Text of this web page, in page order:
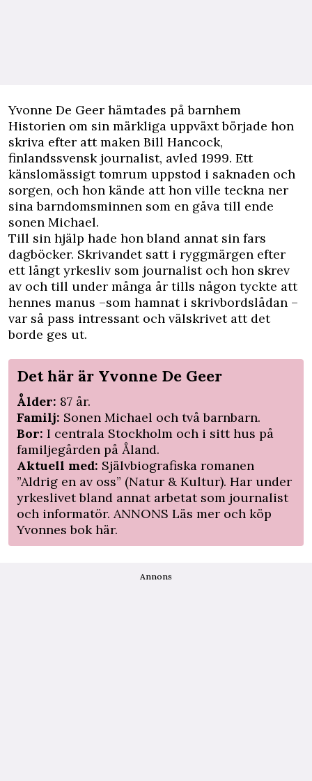
Yvonne De Geer hämtades på barnhem
Historien om sin märkliga uppväxt började hon
skriva efter att maken Bill Hancock,
finlandssvensk journalist, avled 1999. Ett
känslomässigt tomrum uppstod i saknaden och
sorgen, och hon kände att hon ville teckna ner
sina barndomsminnen som en gåva till ende
sonen Michael.
Till sin hjälp hade hon bland annat sin fars
dagböcker. Skrivandet satt i ryggmärgen efter
ett långt yrkesliv som journalist och hon skrev
av och till under många år tills någon tyckte att
hennes manus –som hamnat i skrivbordslådan –
var så pass intressant och välskrivet att det
borde ges ut.
Det här är Yvonne De Geer
Ålder: 87 år.
Familj: Sonen Michael och två barnbarn.
Bor: I centrala Stockholm och i sitt hus på
familjegården på Åland.
Aktuell med: Självbiografiska romanen
”Aldrig en av oss” (Natur & Kultur). Har under
yrkeslivet bland annat arbetat som journalist
och informatör. ANNONS Läs mer och köp
Yvonnes bok här.
Annons